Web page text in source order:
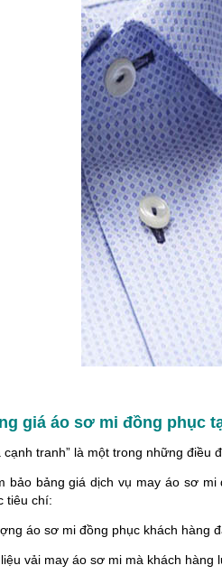
giá áo sơ mi đồng phục
cạnh tranh” là một trong những điều
bảo bảng giá dịch vụ may áo sơ
tiêu chí:
áo sơ mi đồng phục khách hàng
vải may áo sơ mi mà khách hàng